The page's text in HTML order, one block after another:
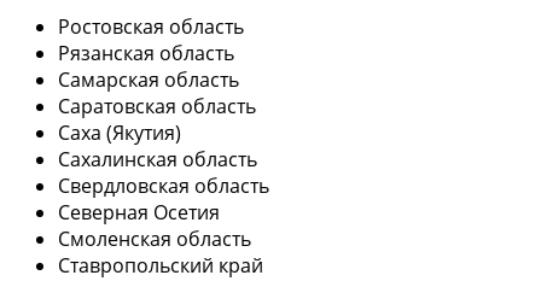
Ростовская область
Рязанская область
Самарская область
Саратовская область
Саха (Якутия)
Сахалинская область
Свердловская область
Северная Осетия
Смоленская область
Ставропольский край